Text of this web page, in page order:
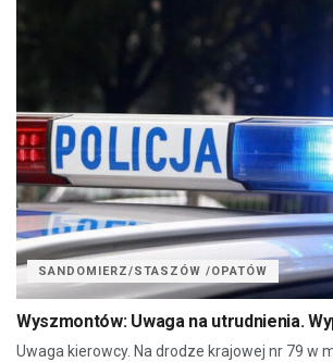
SANDOMIERZ/STASZÓW /OPATÓW
Wyszmontów: Uwaga na utrudnienia.
Uwaga kierowcy. Na drodze krajowej nr 79 w